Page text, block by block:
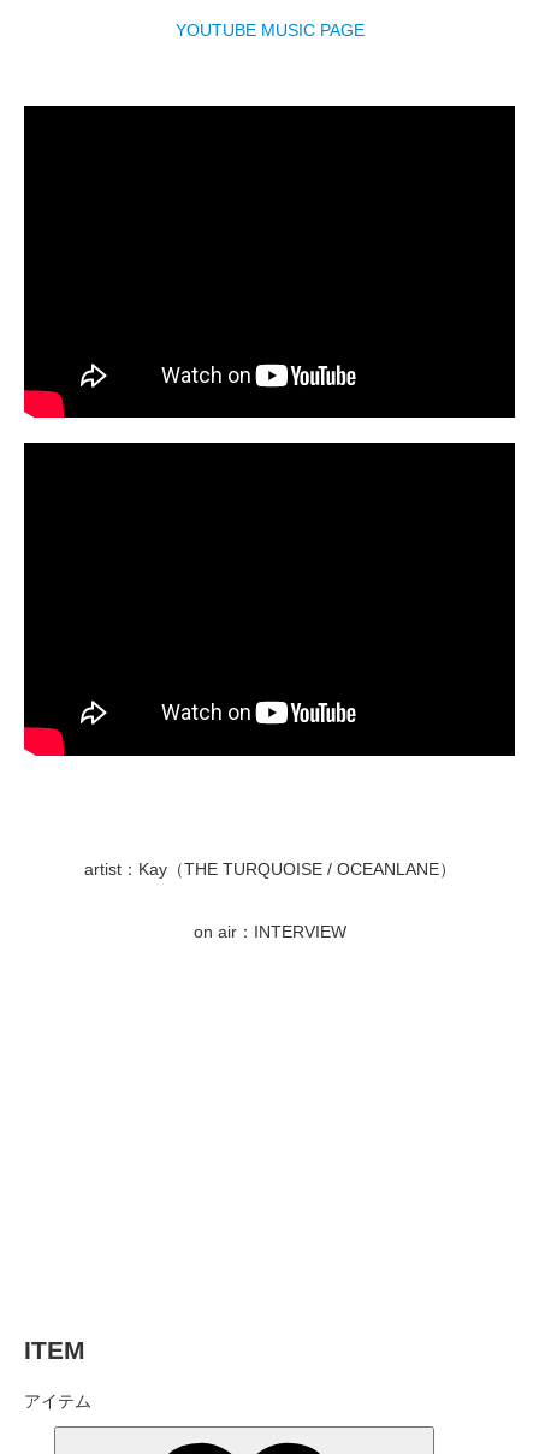
YOUTUBE MUSIC PAGE
artist：Kay（THE TURQUOISE / OCEANLANE）
on air：INTERVIEW
ITEM
アイテム